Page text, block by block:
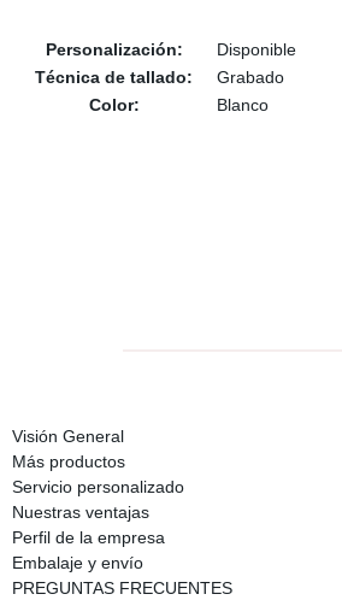
Personalización:
Disponible
Técnica de tallado:
Grabado
Color:
Blanco
Visión General
Más productos
Servicio personalizado
Nuestras ventajas
Perfil de la empresa
Embalaje y envío
PREGUNTAS FRECUENTES